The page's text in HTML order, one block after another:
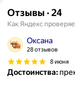
Отзывы · 24
Как Яндекс
Оксана
28 отзывов
8 июня
Достоинства: